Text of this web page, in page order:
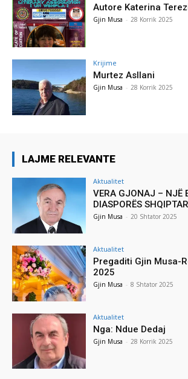
Autore Katerina
Gjin Musa - 28 Korrik 2025
Krijime
Murtez Asllani
Gjin Musa - 28 Korrik 2025
LAJME RELEVANTE
Aktualitet
VERA GJONAJ – NJË
DIASPORËS
Gjin Musa - 20 Shtator 2025
Aktualitet
Pregaditi Gjin Musa-
2025
Gjin Musa - 8 Shtator 2025
Aktualitet
Nga: Ndue Dedaj
Gjin Musa - 28 Korrik 2025